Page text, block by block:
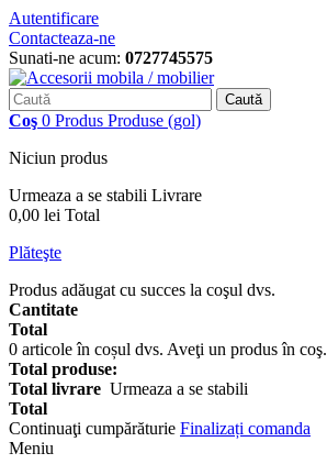
Autentificare
Contacteaza-ne
Sunati-ne acum: 0727745575
Caută
Coş 0 Produs Produse (gol)
Niciun produs
Urmeaza a se stabili Livrare
0,00 lei Total
Plăteşte
Produs adăugat cu succes la coşul dvs.
Cantitate
Total
0 articole în coșul dvs. Aveţi un produs în coş.
Total produse:
Total livrare Urmeaza a se stabili
Total
Continuaţi cumpărăturie Finalizați comanda
Meniu